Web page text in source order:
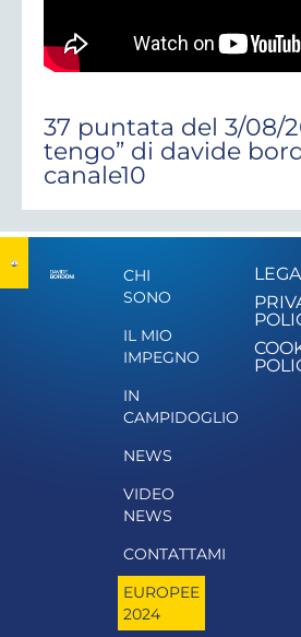
37 puntata del 3/08/
tengo” di davide
canale10
CHI
SONO
IL MIO
IMPEGNO
IN
CAMPIDOGLIO
NEWS
VIDEO
NEWS
CONTATTAMI
EUROPEE
2024
LEGA